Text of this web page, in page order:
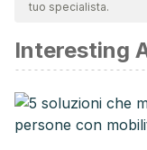
Koral J, Dustin J,
entrenamiento de
rendimiento de
Disponible en:
tuo specialista.
Interesting